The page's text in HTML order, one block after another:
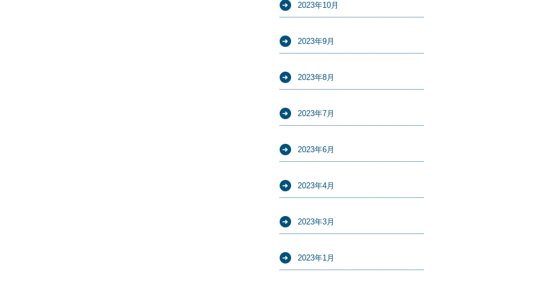
2023年10月
2023年9月
2023年8月
2023年7月
2023年6月
2023年4月
2023年3月
2023年1月